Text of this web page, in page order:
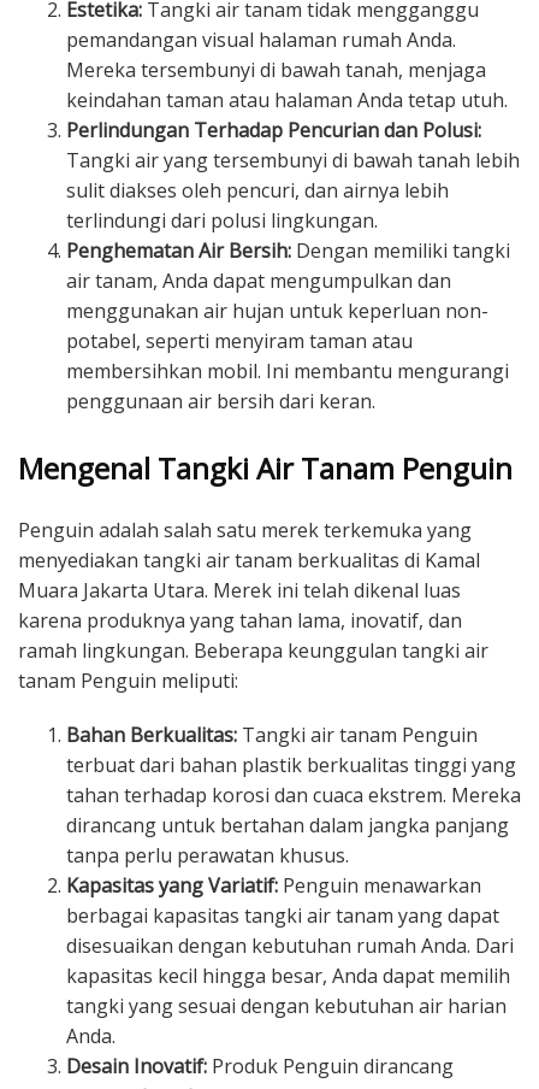
Estetika: Tangki air tanam tidak mengganggu
pemandangan visual halaman rumah Anda.
Mereka tersembunyi di bawah tanah, menjaga
keindahan taman atau halaman Anda tetap utuh.
Perlindungan Terhadap Pencurian dan Polusi:
Tangki air yang tersembunyi di bawah tanah lebih
sulit diakses oleh pencuri, dan airnya lebih
terlindungi dari polusi lingkungan.
Penghematan Air Bersih: Dengan memiliki tangki
air tanam, Anda dapat mengumpulkan dan
menggunakan air hujan untuk keperluan non-
potabel, seperti menyiram taman atau
membersihkan mobil. Ini membantu mengurangi
penggunaan air bersih dari keran.
Mengenal Tangki Air Tanam Penguin
Penguin adalah salah satu merek terkemuka yang
menyediakan tangki air tanam berkualitas di Kamal
Muara Jakarta Utara. Merek ini telah dikenal luas
karena produknya yang tahan lama, inovatif, dan
ramah lingkungan. Beberapa keunggulan tangki air
tanam Penguin meliputi:
Bahan Berkualitas: Tangki air tanam Penguin
terbuat dari bahan plastik berkualitas tinggi yang
tahan terhadap korosi dan cuaca ekstrem. Mereka
dirancang untuk bertahan dalam jangka panjang
tanpa perlu perawatan khusus.
Kapasitas yang Variatif: Penguin menawarkan
berbagai kapasitas tangki air tanam yang dapat
disesuaikan dengan kebutuhan rumah Anda. Dari
kapasitas kecil hingga besar, Anda dapat memilih
tangki yang sesuai dengan kebutuhan air harian
Anda.
Desain Inovatif: Produk Penguin dirancang